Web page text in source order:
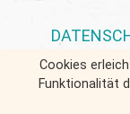
Cookies
Funktionalität